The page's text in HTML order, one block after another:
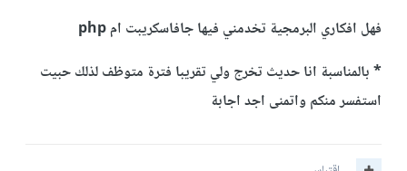
فهل افكاري البرمجية تخدمني فيها جافاسكريبت ام php
* بالمناسبة انا حديث تخرج ولي تقريبا فترة متوظف لذلك حبيت
استفسر منكم واتمنى اجد اجابة